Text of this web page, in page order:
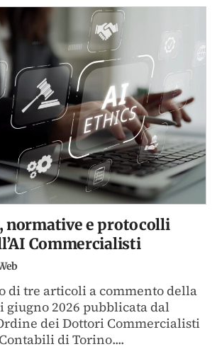
normative e protocolli
Commercialisti
di tre articoli a commento della
giugno 2026 pubblicata dal
dei Dottori Commercialisti
di Torino....